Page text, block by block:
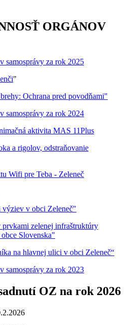
ORGÁNOV
samosprávy za rok 2025
"
Ochrana pred povodňami"
samosprávy za rok 2024
aktivita MAS 11Plus
a rigolov, odstraňovanie
Wifi pre Teba - Zeleneč
výziev v obci Zeleneč"
zelenej infraštruktúry
Slovenska"
na hlavnej ulici v obci Zeleneč“
samosprávy za rok 2023
OZ na rok 2026